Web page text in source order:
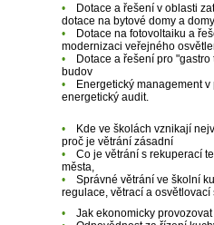
•
Dotace a řešení v oblasti
dotace na bytové domy a
•
Dotace na fotovoltaiku a
modernizaci veřejného
•
Dotace a řešení pro
budov
•
Energetický management
energetický audit.
•
Kde ve školách vznikají
proč je větrání zásadní
•
Co je větrání s rekuperací
města,
•
Správné větrání ve školní
regulace, větrací a
•
Jak ekonomicky